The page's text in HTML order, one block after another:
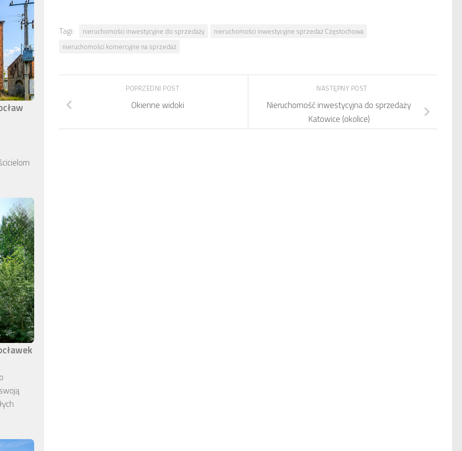
Tagi: nieruchomości inwestycyjne do sprzedaży
nieruchomości inwestycyjne sprzedaż Częstochowa
nieruchomości komercyjne na sprzedaż
NASTĘPNY POST
Nieruchomość inwestycyjna do sprzedaży
Katowice (okolice)
POPRZEDNI POST
Okienne widoki